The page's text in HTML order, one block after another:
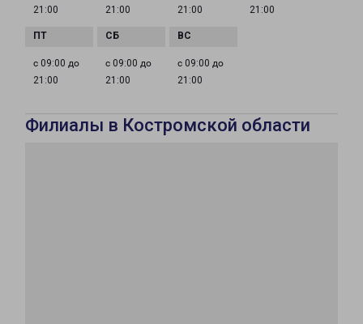
21:00
21:00
21:00
21:00
с 09:00 до
21:00
с 09:00 до
21:00
с 09:00 до
21:00
Филиалы в Костромской области